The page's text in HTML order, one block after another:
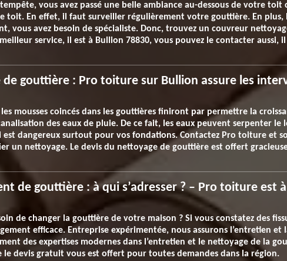
vous avez passé une belle ambiance au-dessous de votre toit
toit. En effet, il faut surveiller régulièrement votre gouttière. En
vous avez besoin de spécialiste. Donc, trouvez un couvreur
service, il est à Bullion 78830, vous pouvez le contacter aussi,
de gouttière : Pro toiture sur Bullion assure les
les mousses coincés dans les gouttières finiront par permettre la
des eaux de pluie. De ce fait, les eaux peuvent serpenter le
est dangereux surtout pour vos fondations. Contactez Pro toiture et
un nettoyage. Le devis du nettoyage de gouttière est offert
de gouttière : à qui s’adresser ? – Pro toiture est
de changer la gouttière de votre maison ? Si vous constatez des
efficace. Entreprise expérimentée, nous assurons l’entretien
des expertises modernes dans l’entretien et le nettoyage de la
le devis gratuit vous est offert pour toutes demandes dans la région.